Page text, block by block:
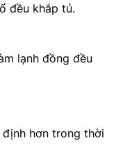
đều khắp tủ.
lạnh đồng đều
hơn trong thời